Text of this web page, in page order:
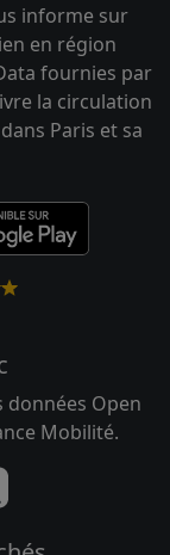
informe sur
en région
fournies par
la circulation
Paris et sa
Open
Mobilité.